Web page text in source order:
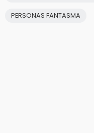
PERSONAS FANTASMA